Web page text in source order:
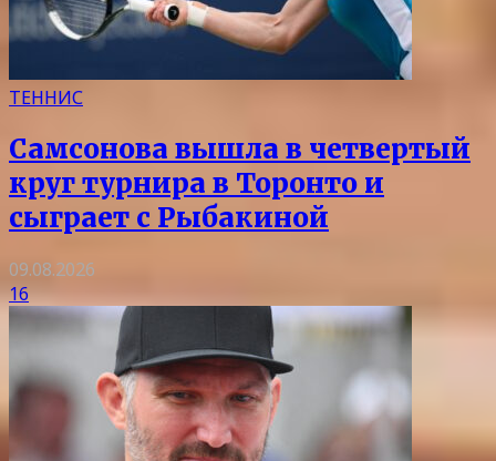
ТЕННИС
Самсонова вышла в четвертый
круг турнира в Торонто и
сыграет с Рыбакиной
09.08.2026
16